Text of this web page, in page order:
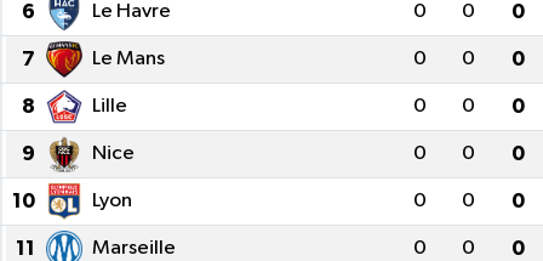
6 Le Havre 0 0 0
7 Le Mans 0 0 0
8 Lille 0 0 0
9 Nice 0 0 0
10 Lyon 0 0 0
11 Marseille 0 0 0